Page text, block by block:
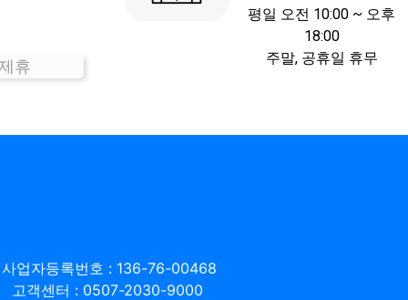
휴
평일 오전 10:00 ~ 오후
18:00
주말, 공휴일 휴무
사업자등록번호 : 136-76-00468
고객센터 : 0507-2030-9000